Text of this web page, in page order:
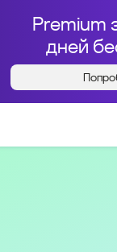
Premium
дней